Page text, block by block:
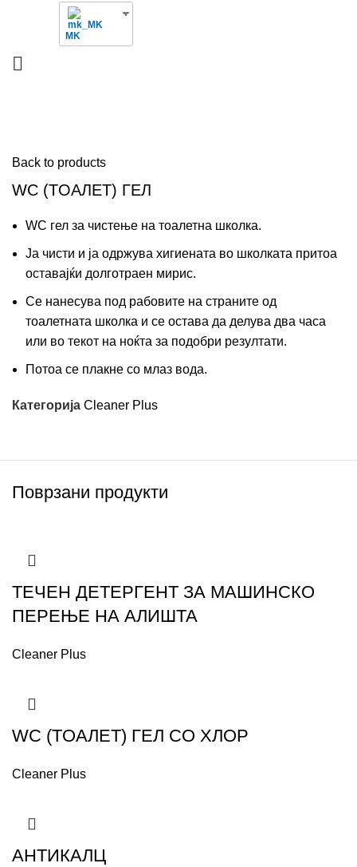
MK
Back to products
WC (TOAЛЕТ) ГЕЛ
WC гел за чистење на тоалетна школка.
Ја чисти и ја одржува хигиената во школката притоа
оставаjќи долготраен мирис.
Се нанесува под рабовите на страните од
тоалетната школка и се остава да делува два часа
или во текот на ноќта за подобри резултати.
Потоа се плакне со млаз вода.
Категорија Cleaner Plus
Поврзани продукти
ТЕЧЕН ДЕТЕРГЕНТ ЗА МАШИНСКО
ПЕРЕЊЕ НА АЛИШТА
Cleaner Plus
WC (TOAЛЕТ) ГЕЛ СО ХЛОР
Cleaner Plus
АНТИКАЛЦ